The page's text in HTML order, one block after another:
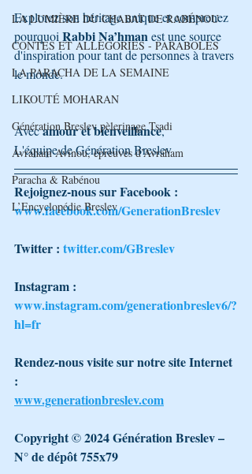
LA LUMIÈRE DU CHABAT DE RABÉNOU
CONTES ET ALLÉGORIES - PARABOLES
LA PARACHA DE LA SEMAINE
LIKOUTÉ MOHARAN
Génération Breslev pèlerinage Tsadi
Avraham Avinou, épreuves d’Avraham
Paracha & Rabénou
L’Encyclopédie Breslev
Explorez son héritage unique et comprenez
pourquoi Rabbi Na’hman est une source
d'inspiration pour tant de personnes à travers
le monde.
Avec amour et bienveillance,
L'équipe de Génération Breslev
Rejoignez-nous sur Facebook :
www.facebook.com/GenerationBreslev
Twitter : twitter.com/GBreslev
Instagram :
www.instagram.com/generationbreslev6/?
hl=fr
Rendez-nous visite sur notre site Internet
:
www.generationbreslev.com
Copyright © 2024 Génération Breslev –
N° de dépôt 755x79